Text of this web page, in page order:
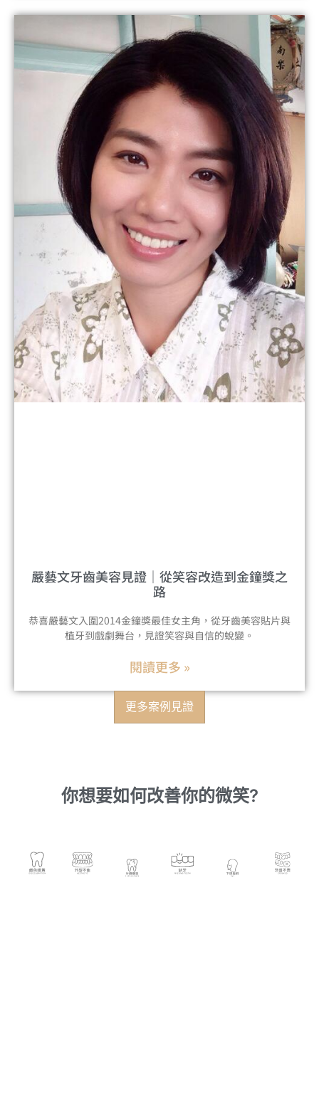
嚴藝文牙齒美容見證｜從笑容改造到金鐘獎之
路
恭喜嚴藝文入圍2014金鐘獎最佳女主角，從牙齒美容貼片與
植牙到戲劇舞台，見證笑容與自信的蛻變。
閱讀更多 »
更多案例見證
你想要如何改善你的微笑?